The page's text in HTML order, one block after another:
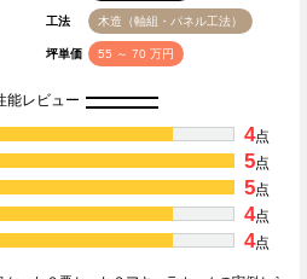
工法 木造（軸組・パネル工法）
坪単価 55 ～ 70 万円
能レビュー
4点
5点
5点
4点
4点